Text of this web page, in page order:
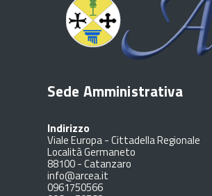
Sede Amministrativa
Indirizzo
Viale Europa - Cittadella Regionale
Località Germaneto
88100-Catanzaro
info@arcea.it
0961750566